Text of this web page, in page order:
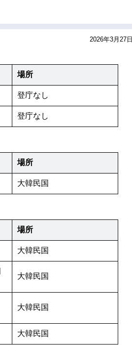
2026年3月27日
場所
登庁なし
登庁なし
場所
大韓民国
場所
大韓民国
大韓民国
大韓民国
大韓民国